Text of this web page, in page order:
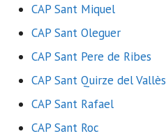
CAP Sant Miquel
CAP Sant Oleguer
CAP Sant Pere de Ribes
CAP Sant Quirze del Vallès
CAP Sant Rafael
CAP Sant Roc